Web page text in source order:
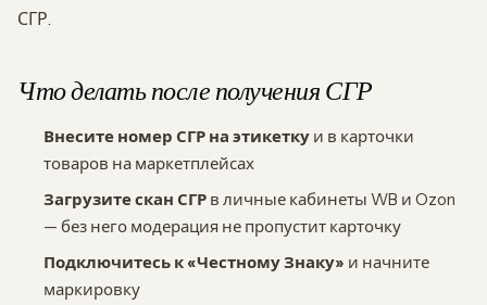
СГР.
Что делать после получения СГР
Внесите номер СГР на этикетку и в карточки
товаров на маркетплейсах
Загрузите скан СГР в личные кабинеты WB и Ozon
— без него модерация не пропустит карточку
Подключитесь к «Честному Знаку» и начните
маркировку